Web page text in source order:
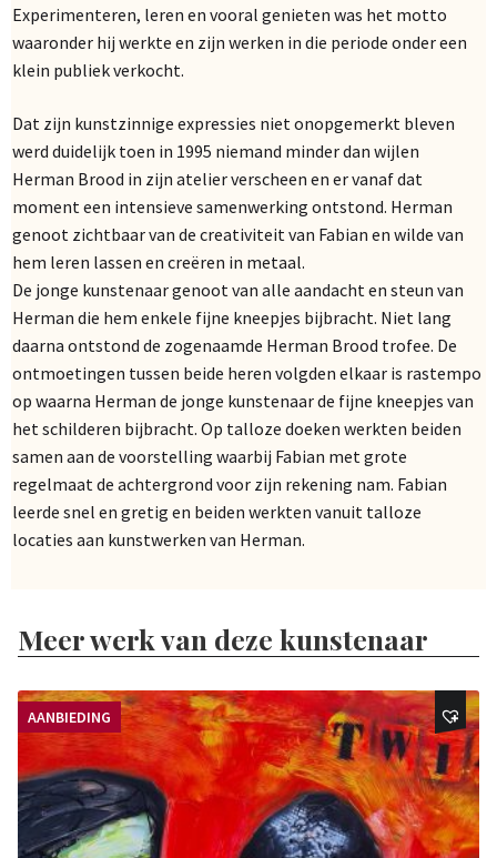
Experimenteren, leren en vooral genieten was het motto
waaronder hij werkte en zijn werken in die periode onder een
klein publiek verkocht.
Dat zijn kunstzinnige expressies niet onopgemerkt bleven
werd duidelijk toen in 1995 niemand minder dan wijlen
Herman Brood in zijn atelier verscheen en er vanaf dat
moment een intensieve samenwerking ontstond. Herman
genoot zichtbaar van de creativiteit van Fabian en wilde van
hem leren lassen en creëren in metaal.
De jonge kunstenaar genoot van alle aandacht en steun van
Herman die hem enkele fijne kneepjes bijbracht. Niet lang
daarna ontstond de zogenaamde Herman Brood trofee. De
ontmoetingen tussen beide heren volgden elkaar is rastempo
op waarna Herman de jonge kunstenaar de fijne kneepjes van
het schilderen bijbracht. Op talloze doeken werkten beiden
samen aan de voorstelling waarbij Fabian met grote
regelmaat de achtergrond voor zijn rekening nam. Fabian
leerde snel en gretig en beiden werkten vanuit talloze
locaties aan kunstwerken van Herman.
Meer werk van deze kunstenaar
AANBIEDING